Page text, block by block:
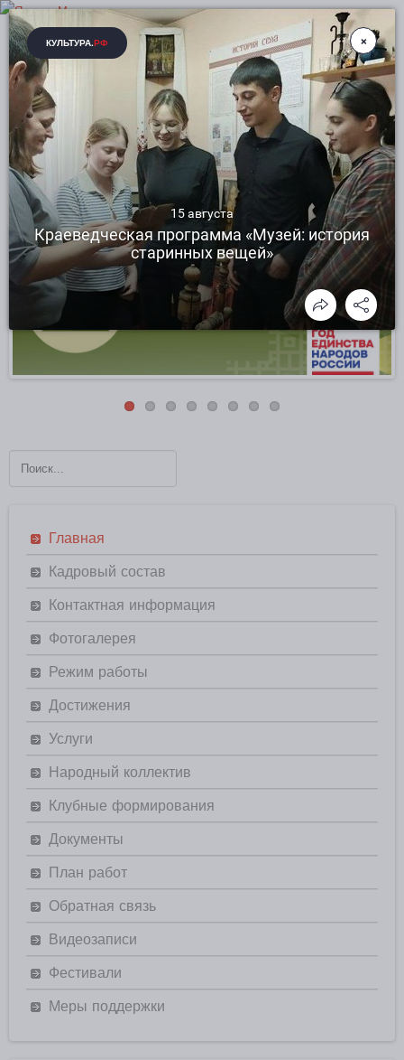
ЗИНАИДИНСКИЙ ЦЕНТР КУЛЬТУРНОГО
РАЗВИТИЯ РАКИТЯНСКОГО РАЙОНА
БЕЛГОРОДСКОЙ ОБЛАСТИ
Главная
Кадровый состав
Контактная информация
Фотогалерея
Режим работы
Достижения
Услуги
Народный коллектив
Клубные формирования
Документы
План работ
Обратная связь
Видеозаписи
Фестивали
Меры поддержки